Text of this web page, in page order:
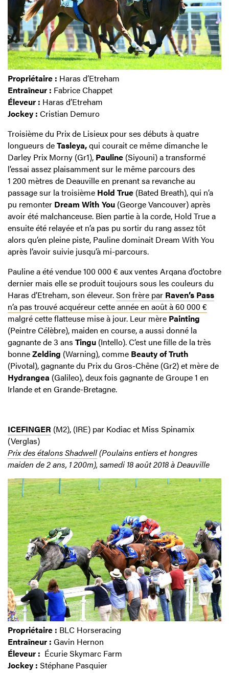
Propriétaire : Haras d’Etreham
Entraîneur : Fabrice Chappet
Éleveur : Haras d’Etreham
Jockey : Cristian Demuro
Troisième du Prix de Lisieux pour ses débuts à quatre
longueurs deTasleya,qui courait ce même dimanche le
Darley Prix Morny (Gr1), Pauline (Siyouni) a transformé
l’essai assez plaisamment sur le même parcours des
1 200 mètres de Deauville en prenant sa revanche au
passage sur la troisième Hold True (Bated Breath), qui n’a
pu remonter Dream With You (George Vancouver) après
avoir été malchanceuse. Bien partie à la corde, Hold True a
ensuite été relayée et n’a pas pu sortir du rang assez tôt
alors qu’en pleine piste, Pauline dominait Dream With You
après l’avoir suivie jusqu’à mi-parcours.
Pauline a été vendue 100 000 € aux ventes Arqana d’octobre
dernier mais elle se produit toujours sous les couleurs du
Haras d’Etreham, son éleveur.Son frère par Raven’s Pass
n’a pas trouvé acquéreur cette année en août à 60 000 €
malgré cette flatteuse mise à jour. Leur mère Painting
(Peintre Célèbre), maiden en course, a aussi donné la
gagnante de 3 ans Tingu (Intello). C’est une fille de la très
bonneZelding (Warning), comme Beauty of Truth
(Pivotal), gagnante du Prix du Gros-Chêne (Gr2) et mère de
Hydrangea (Galileo), deux fois gagnante de Groupe 1 en
Irlande et en Grande-Bretagne.
ICEFINGER (M2), (IRE) par Kodiac et Miss Spinamix
(Verglas)
Prix des étalons Shadwell(Poulains entiers et hongres
maiden de 2 ans, 1 200m), samedi 18 août 2018 à Deauville
Propriétaire : BLC Horseracing
Entraîneur : Gavin Hernon
Éleveur : Écurie Skymarc Farm
Jockey : Stéphane Pasquier